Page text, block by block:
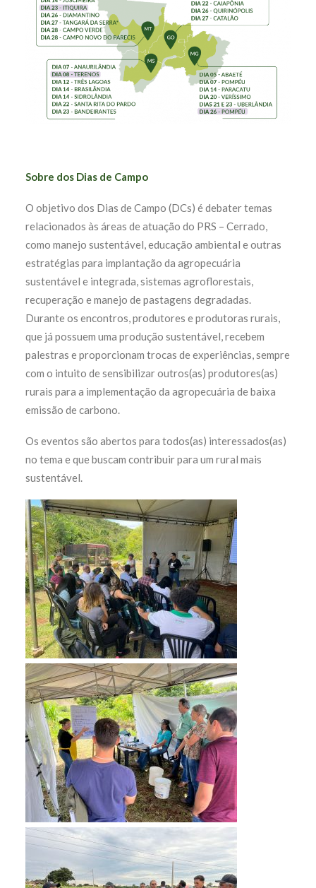
Sobre dos Dias de Campo
O objetivo dos Dias de Campo (DCs) é debater temas
relacionados às áreas de atuação do PRS – Cerrado,
como manejo sustentável, educação ambiental e outras
estratégias para implantação da agropecuária
sustentável e integrada, sistemas agroflorestais,
recuperação e manejo de pastagens degradadas.
Durante os encontros, produtores e produtoras rurais,
que já possuem uma produção sustentável, recebem
palestras e proporcionam trocas de experiências, sempre
com o intuito de sensibilizar outros(as) produtores(as)
rurais para a implementação da agropecuária de baixa
emissão de carbono.
Os eventos são abertos para todos(as) interessados(as)
no tema e que buscam contribuir para um rural mais
sustentável.